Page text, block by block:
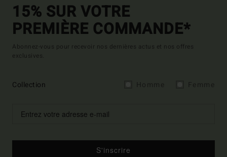
15% SUR VOTRE
PREMIÈRE COMMANDE*
Abonnez-vous pour recevoir nos dernières actus et nos offres
exclusives.
Collection
S'inscrire